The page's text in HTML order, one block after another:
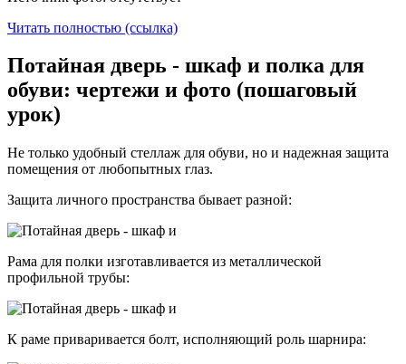
Читать полностью (ссылка)
Потайная дверь - шкаф и полка для
обуви: чертежи и фото (пошаговый
урок)
Не только удобный стеллаж для обуви, но и надежная защита
помещения от любопытных глаз.
Защита личного пространства бывает разной:
Рама для полки изготавливается из металлической
профильной трубы:
К раме приваривается болт, исполняющий роль шарнира: